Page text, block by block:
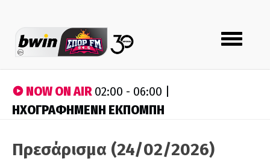
Toggle
navigation
NOW ON AIR02:00 - 06:00 |
ΗΧΟΓΡΑΦΗΜΕΝΗ ΕΚΠΟΜΠΗ
Πρεσάρισμα (24/02/2026)